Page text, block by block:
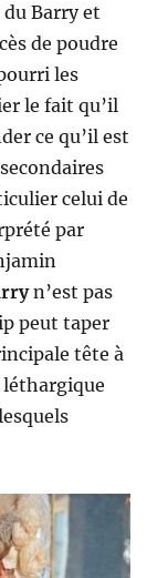
Barry et
de poudre
les
le fait qu’il
ce qu’il est
celui de
par
n’est pas
peut taper
tête à
léthargique